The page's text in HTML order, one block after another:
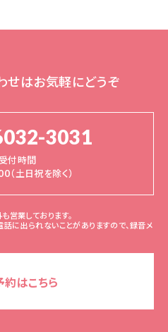
せはお気軽にどうぞ
3031
付時間
（土日祝を除く）
業しております。
に出られないことがありますので、録音メ
約はこちら